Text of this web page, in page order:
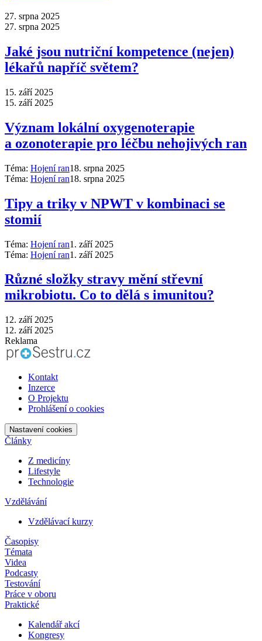
27. srpna 2025
27. srpna 2025
Jaké jsou nutriční kompetence (nejen)
lékařů napříč světem?
15. září 2025
15. září 2025
Význam lokální oxygenoterapie
a ozonoterapie pro léčbu nehojivých ran
Téma: Hojení ran18. srpna 2025
Téma: Hojení ran18. srpna 2025
Tipy a triky v NPWT v kombinaci se
stomií
Téma: Hojení ran1. září 2025
Téma: Hojení ran1. září 2025
Různé složky stravy mění střevní
mikrobiotu. Co to dělá s imunitou?
12. září 2025
12. září 2025
Reklama
Kontakt
Inzerce
O Projektu
Prohlášení o cookies
Nastavení cookies
Články
Z medicíny
Lifestyle
Technologie
Vzdělávání
Vzdělávací kurzy
Časopisy
Témata
Videa
Podcasty
Testování
Práce v oboru
Praktické
Kalendář akcí
Kongresy